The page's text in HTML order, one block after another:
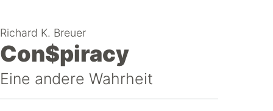
Richard K. Breuer
Con$piracy
Eine andere Wahrheit